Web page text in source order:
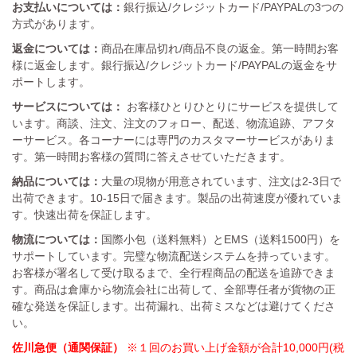
お支払いについては： 銀行振込/クレジットカード/PAYPALの3つの
方式があります。
返金については： 商品在庫品切れ/商品不良の返金。第一時間お客
様に返金します。銀行振込/クレジットカード/PAYPALの返金をサ
ポートします。
サービスについては：
お客様ひとりひとりにサービスを提供して
います。商談、注文、注文のフォロー、配送、物流追跡、アフタ
ーサービス。各コーナーには専門のカスタマーサービスがありま
す。第一時間お客様の質問に答えさせていただきます。
納品については： 大量の現物が用意されています、注文は2-3日で
出荷できます。10-15日で届きます。製品の出荷速度が優れていま
す。快速出荷を保証します。
物流については： 国際小包（送料無料）とEMS（送料1500円）を
サポートしています。完璧な物流配送システムを持っています。
お客様が署名して受け取るまで、全行程商品の配送を追跡できま
す。商品は倉庫から物流会社に出荷して、全部専任者が貨物の正
確な発送を保証します。出荷漏れ、出荷ミスなどは避けてくださ
い。
佐川急便（通関保証）
※１回のお買い上げ金額が合計10,000円(税